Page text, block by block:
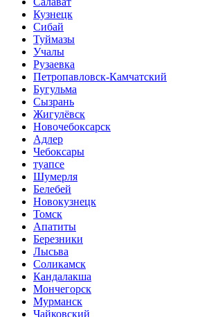
Кузнецк
Сибай
Туймазы
Учалы
Рузаевка
Петропавловск-Камчатский
Бугульма
Сызрань
Жигулёвск
Новочебоксарск
Адлер
Чебоксары
туапсе
Шумерля
Белебей
Новокузнецк
Томск
Апатиты
Березники
Лысьва
Соликамск
Кандалакша
Мончегорск
Мурманск
Чайковский